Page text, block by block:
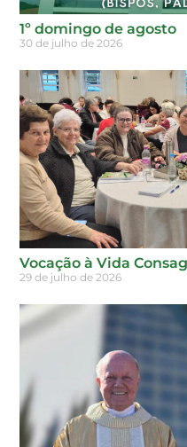
1º domingo de agosto
30 de julho de 2026
Vocação à Vida
29 de julho de 2026